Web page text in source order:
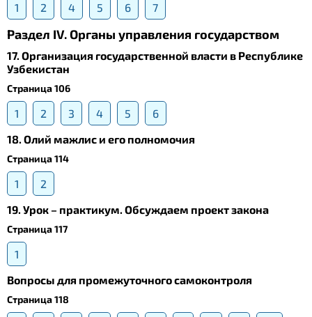
1 2 4 5 6 7
Раздел IV. Органы управления государством
17. Организация государственной власти в Республике
Узбекистан
Страница 106
1 2 3 4 5
6
18. Олий мажлис и его полномочия
Страница 114
1
2
19. Урок – практикум. Обсуждаем проект закона
Страница 117
1
Вопросы для промежуточного самоконтроля
Страница 118